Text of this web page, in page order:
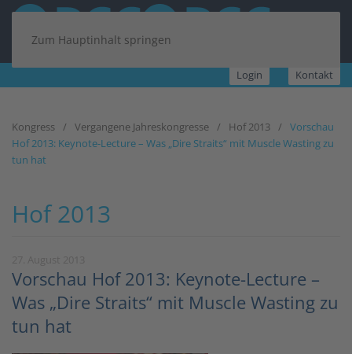
Zum Hauptinhalt springen
Login Kontakt
Kongress Vergangene Jahreskongresse Hof 2013
Vorschau
Hof 2013: Keynote-Lecture – Was „Dire Straits“ mit Muscle Wasting zu
tun hat
Hof 2013
Vorschau Hof 2013: Keynote-Lecture –
Was „Dire Straits“ mit Muscle Wasting zu
tun hat